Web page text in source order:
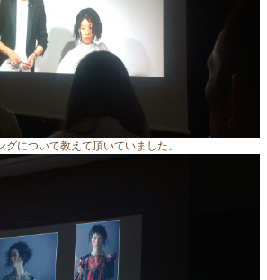
グについて教えて頂いていました。